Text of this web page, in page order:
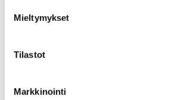
Mieltymykset
Tilastot
Markkinointi